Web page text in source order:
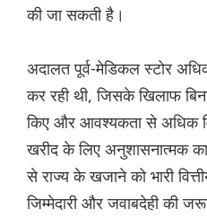
की जा सकती है।
अदालत पूर्व-मेडिकल स्टोर
कर रही थी, जिसके खिलाफ
किए और आवश्यकता से अधिक
खरीद के लिए अनुशासनात्मक
से राज्य के खजाने को भारी
जिम्मेदारी और जवाबदेही की